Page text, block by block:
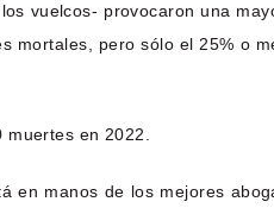
vuelcos- provocaron una
mortales, pero sólo el 25% o
en 2022.
en manos de los mejores